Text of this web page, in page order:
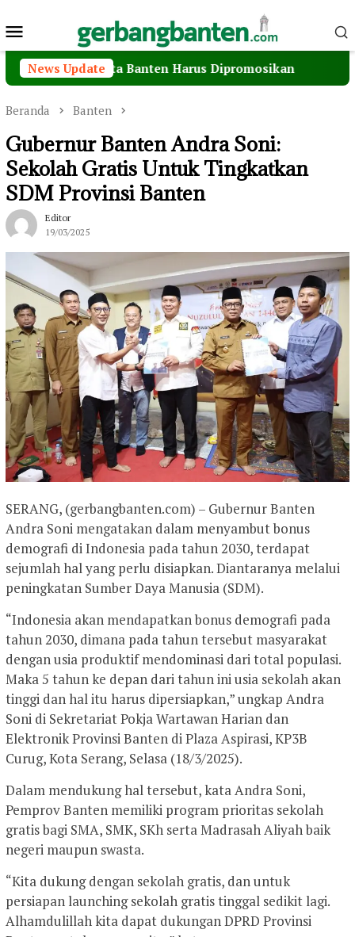
ke
Menu
Mobile
News UpdateBanten Harus Dipromosikan Bawa
Beranda Banten
Gubernur Banten Andra Soni:
Sekolah Gratis Untuk Tingkatkan
SDM Provinsi Banten
Editor
19/03/2025
SERANG, (gerbangbanten.com) – Gubernur Banten
Andra Soni mengatakan dalam menyambut bonus
demografi di Indonesia pada tahun 2030, terdapat
sejumlah hal yang perlu disiapkan. Diantaranya melalui
peningkatan Sumber Daya Manusia (SDM).
“Indonesia akan mendapatkan bonus demografi pada
tahun 2030, dimana pada tahun tersebut masyarakat
dengan usia produktif mendominasi dari total populasi.
Maka 5 tahun ke depan dari tahun ini usia sekolah akan
tinggi dan hal itu harus dipersiapkan,” ungkap Andra
Soni di Sekretariat Pokja Wartawan Harian dan
Elektronik Provinsi Banten di Plaza Aspirasi, KP3B
Curug, Kota Serang, Selasa (18/3/2025).
Dalam mendukung hal tersebut, kata Andra Soni,
Pemprov Banten memiliki program prioritas sekolah
gratis bagi SMA, SMK, SKh serta Madrasah Aliyah baik
negeri maupun swasta.
“Kita dukung dengan sekolah gratis, dan untuk
persiapan launching sekolah gratis tinggal sedikit lagi.
Alhamdulillah kita dapat dukungan DPRD Provinsi